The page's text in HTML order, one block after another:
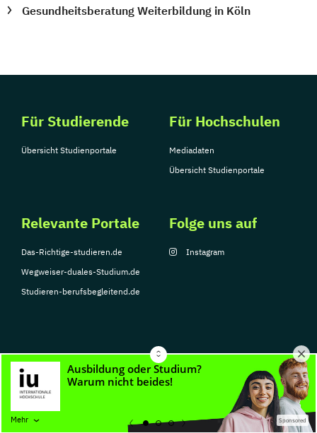
Mehr Sponsored
Gesundheitsberatung Weiterbildung in Köln
Für Studierende
Übersicht Studienportale
Für Hochschulen
Mediadaten
Übersicht Studienportale
Relevante Portale
Das-Richtige-studieren.de
Wegweiser-duales-Studium.de
Studieren-berufsbegleitend.de
Folge uns auf
Instagram
© Copyright 2026, TarGroup Media GmbH
Nutzungsbedingungen